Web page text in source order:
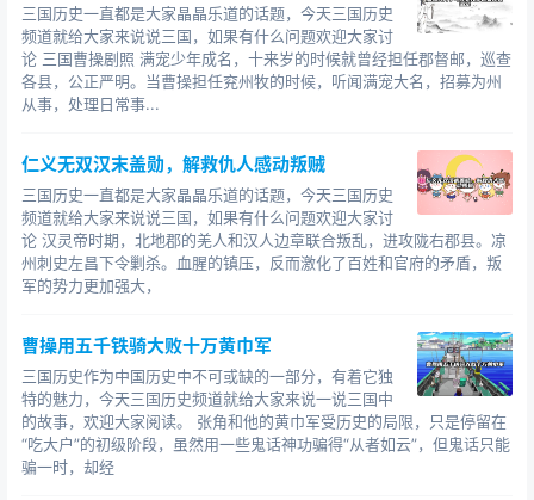
蜀国灭亡：264年廖化85岁（经历了魏、吴、蜀三国
整个兴衰过程极少数中的一个）
另根据陈寿的《三国志》记载 ：如下：
岁，岁数是不小了。
关羽死于219年，在麦城外被孙权军队所执，不久被孙
权所杀。
张飞死于221年，伐吴之前被部将所杀。
赵云死于229年，是病逝的。
一年刚刚与魏将曹真打
过一仗，最终寡不敌众，还被贬了职，但那一役失利的责
任并不在于他的指挥能力，而是蜀军人数太少，无法抵挡
数倍的强敌。
马超死于222年，也是病逝的，那一年他只有46岁。
三国历史一直都是大家晶晶乐道的话题，今天三国历史
频道就给大家来说说三国，如果有什么问题欢迎大家讨
论 三国曹操剧照 满宠少年成名，十来岁的时候就曾经担任郡督邮，巡查
各县，公正严明。当曹操担任兖州牧的时候，听闻满宠大名，招募为州
从事，处理日常事...
仁义无双汉末盖勋，解救仇人感动叛贼
三国历史一直都是大家晶晶乐道的话题，今天三国历史
频道就给大家来说说三国，如果有什么问题欢迎大家讨
论 汉灵帝时期，北地郡的羌人和汉人边章联合叛乱，进攻陇右郡县。凉
州刺史左昌下令剿杀。血腥的镇压，反而激化了百姓和官府的矛盾，叛
军的势力更加强大，
曹操用五千铁骑大败十万黄巾军
三国历史作为中国历史中不可或缺的一部分，有着它独
特的魅力，今天三国历史频道就给大家来说一说三国中
的故事，欢迎大家阅读。 张角和他的黄巾军受历史的局限，只是停留在
“吃大户”的初级阶段，虽然用一些鬼话神功骗得“从者如云”，但鬼话只能
骗一时，却经